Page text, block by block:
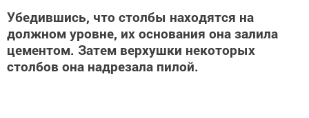
Убедившись, что столбы находятся на
должном уровне, их основания она залила
цементом. Затем верхушки некоторых
столбов она надрезала пилой.